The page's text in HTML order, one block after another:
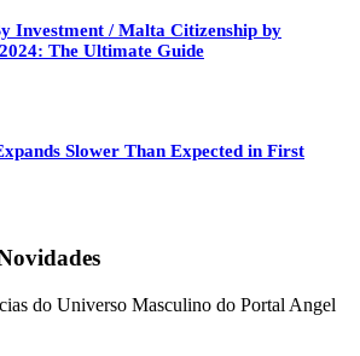
Investment / Malta Citizenship by
The Ultimate Guide
Slower Than Expected in First
do Universo Masculino do Portal Angel